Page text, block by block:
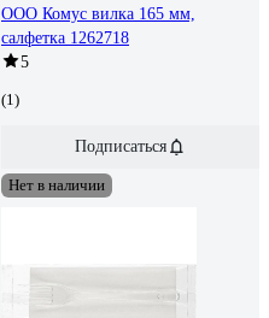
ООО Комус вилка 165 мм,
салфетка 1262718
5
(1)
Подписаться
Нет в наличии